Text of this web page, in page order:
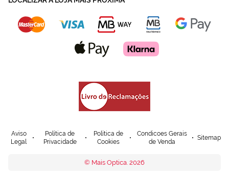
Aviso
Legal
Política de
Privacidade
Política de
Cookies
Condicoes Gerais
de Venda
Sitemap
© Mais Optica. 2026